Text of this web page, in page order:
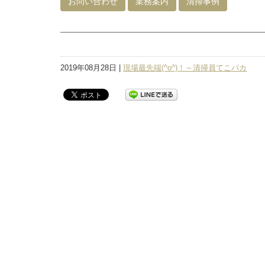
2019年08月28日 | 現場最先端(^o^)！～清掃員てこパカ